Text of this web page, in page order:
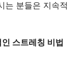
는 분들은 지속적
스트레칭 비법